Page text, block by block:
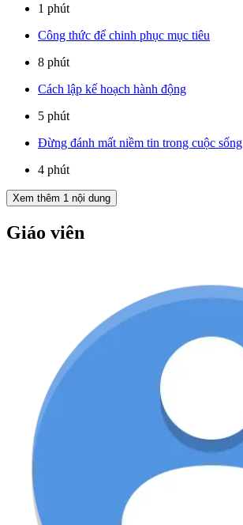
1 phút
Công thức để chinh phục mục tiêu
8 phút
Cách lập kế hoạch hành động
5 phút
Đừng đánh mất niềm tin trong cuộc sống
4 phút
Xem thêm 1 nội dung
Giáo viên